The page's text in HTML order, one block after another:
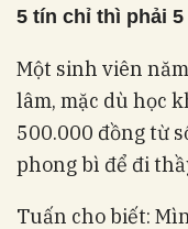
5 tín chỉ thì phải 5
Một sinh viên
lâm, mặc dù học
500.000 đồng từ
phong bì để đi
Tuấn cho biết: